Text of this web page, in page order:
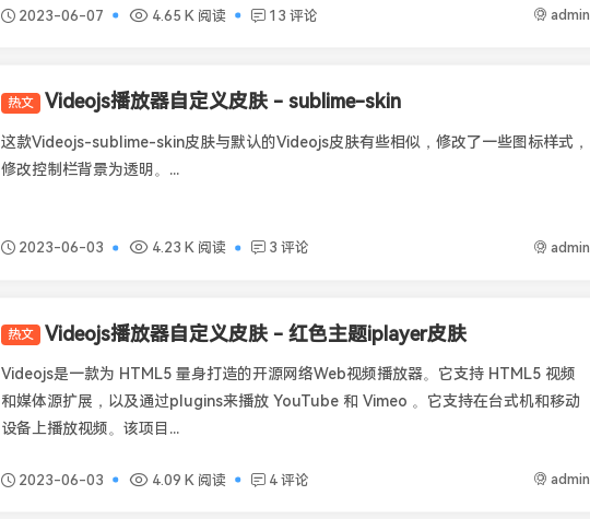
2023-06-07 4.65 K 阅读 13 评论 admin
Videojs
热文 Videojs播放器自定义皮肤 - sublime-skin
这款Videojs-sublime-skin皮肤与默认的Videojs皮肤有些相似，修改了一些图标样式，
修改控制栏背景为透明。...
2023-06-03 4.23 K 阅读 3 评论 admin
Videojs
热文 Videojs播放器自定义皮肤 - 红色主题iplayer皮肤
Videojs是一款为 HTML5 量身打造的开源网络Web视频播放器。它支持 HTML5 视频
和媒体源扩展，以及通过plugins来播放 YouTube 和 Vimeo 。它支持在台式机和移动
设备上播放视频。该项目...
2023-06-03 4.09 K 阅读 4 评论 admin